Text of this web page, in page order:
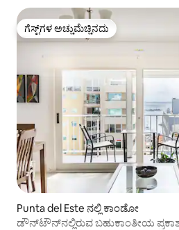
ಗೆಸ್ಟ್‌ಗಳ ಅಚ್ಚುಮೆಚ್ಚಿನದು
ಗೆಸ್ಟ್‌ಗಳ ಅಚ್ಚುಮೆಚ್ಚಿನದು
Punta del Este ನಲ್ಲಿ ಕಾಂಡೋ
ಡೌನ್‌ಟೌನ್‌ನಲ್ಲಿರುವ ಬಹುಕಾಂತೀಯ